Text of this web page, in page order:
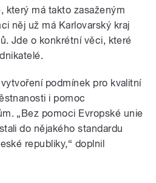
který má takto zasaženým
něj už má Karlovarský kraj
Jde o konkrétní věci, které
podmínek pro kvalitní
i pomoc
„Bez pomoci Evropské unie
do nějakého standardu
republiky,“ doplnil